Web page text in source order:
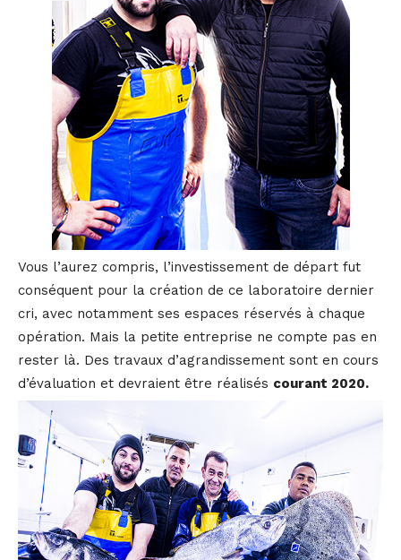
Vous l’aurez compris, l’investissement de départ fut
conséquent pour la création de ce laboratoire dernier
cri, avec notamment ses espaces réservés à chaque
opération. Mais la petite entreprise ne compte pas en
rester là. Des travaux d’agrandissement sont en cours
d’évaluation et devraient être réalisés courant 2020.